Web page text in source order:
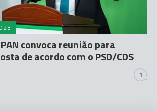
convoca reunião para
de acordo com o PSD/CDS
1